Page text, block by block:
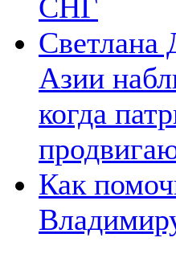
СНГ
Светлана
Азии
когда
Как